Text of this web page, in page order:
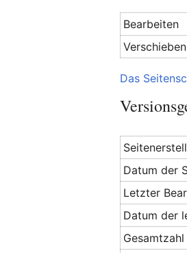
Bearbeiten
Verschieben
Das
Datum der
Letzter
Datum der